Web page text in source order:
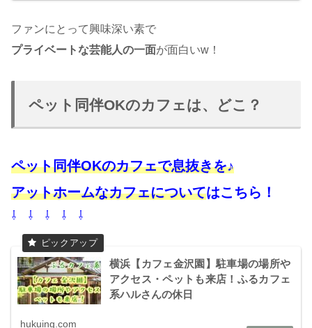
ファンにとって興味深い素で
プライベートな芸能人の一面が面白いw！
ペット同伴OKのカフェは、どこ？
ペット同伴OKのカフェで息抜きを♪
アットホームなカフェについてはこちら！
⇩ ⇩ ⇩ ⇩ ⇩
横浜【カフェ金沢園】駐車場の場所や
アクセス・ペットも来店！ふるカフェ
系ハルさんの休日
hukuing.com